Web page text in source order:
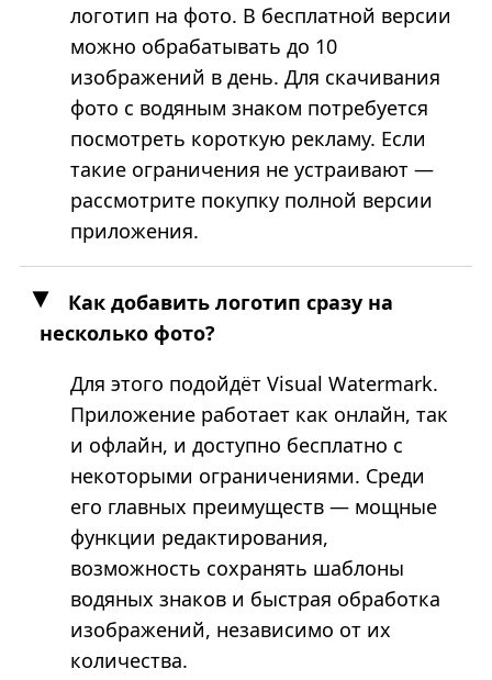
логотип на фото. В бесплатной версии
можно обрабатывать до 10
изображений в день. Для скачивания
фото с водяным знаком потребуется
посмотреть короткую рекламу. Если
такие ограничения не устраивают —
рассмотрите покупку полной версии
приложения.
Как добавить логотип сразу на
несколько фото?
Для этого подойдёт Visual Watermark.
Приложение работает как онлайн, так
и офлайн, и доступно бесплатно с
некоторыми ограничениями. Среди
его главных преимуществ — мощные
функции редактирования,
возможность сохранять шаблоны
водяных знаков и быстрая обработка
изображений, независимо от их
количества.